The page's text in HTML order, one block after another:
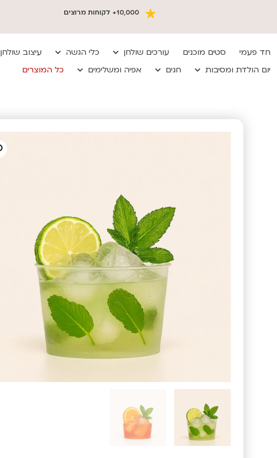
10,000+ לקוחות מרוצים
חד פעמי סטים מוכנים עורכים שולחן כלי הגשה עיצוב שולחן
יום הולדת ומסיבות
חגים אפיה ומשלימים כל המוצרים